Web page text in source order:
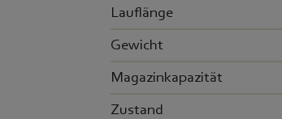
Lauflänge
Gewicht
Magazinkapazität
Zustand